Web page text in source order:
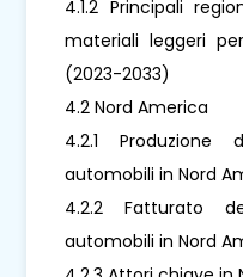
4.1.2 Principali
materiali leggeri
(2023-2033)
4.2 Nord America
4.2.1
automobili in Nord
4.2.2 Fatturato
automobili in Nord